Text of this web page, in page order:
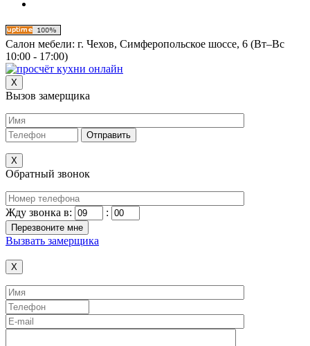
Салон мебели: г. Чехов, Симферопольское шоссе, 6 (Вт–Вс
10:00 - 17:00)
X
Вызов замерщика
X
Обратный звонок
Жду звонка в: :
Вызвать замерщика
X